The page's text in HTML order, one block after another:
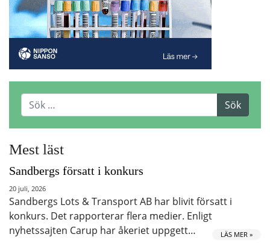
Mest läst
Sandbergs försatt i konkurs
20 juli, 2026
Sandbergs Lots & Transport AB har blivit försatt i
konkurs. Det rapporterar flera medier. Enligt
nyhetssajten Carup har åkeriet uppgett…
LÄS MER »